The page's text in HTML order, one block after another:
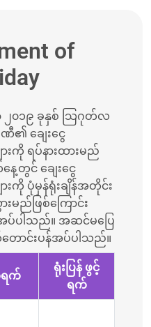
of
၂၀၁၉ ခုနှစ် သြဂုတ်လ
၏ ချေးငွေ
းကို ရပ်နားထားမည်
ေ့တွင် ချေးငွေ
းကို ပုံမှန်ရုံးချိန်အတိုင်း
မည်ဖြစ်ကြောင်း
ပ်ပါသည်။ အဆင်မပြေ
ာင်းပန်အပ်ပါသည်။
က်
ရုံးပြန် ဖွင့်
ရက်